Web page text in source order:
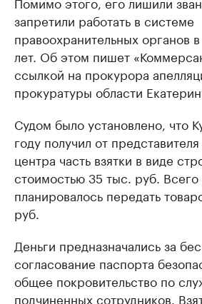
запретили работать в системе
правоохранительных органов
лет. Об этом пишет
ссылкой на прокурора
прокуратуры области
Судом было установлено, что
году получил от
центра часть взятки в виде
стоимостью 35 тыс. руб.
планировалось передать
руб.
Деньги предназначались за
согласование паспорта
общее покровительство по
подчиненных сотрудников.